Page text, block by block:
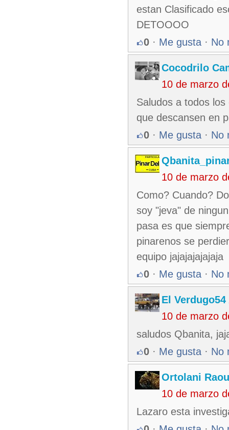
estan Clasificado
DETOOOO
0 · Me gusta · No
Cocodrilo
10 de marzo
Saludos a todos
que descansen en
0 · Me gusta · No
10 de marzo
Como? Cuando?
soy "jeva" de
pasa es que
pinarenos se
equipo jajajajajajaja
0 · Me gusta · No
El Verdugo54
10 de marzo
saludos Qbanita,
0 · Me gusta · No
Ortolani
10 de marzo
Lazaro esta